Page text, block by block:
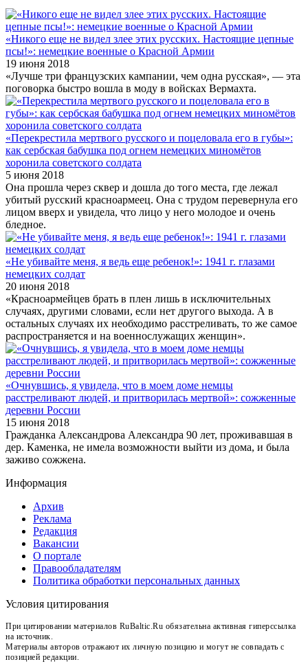
«Никого еще не видел злее этих русских. Настоящие цепные
псы!»: немецкие военные о Красной Армии
19 июня 2018
«Лучше три французских кампании, чем одна русская», — эта
поговорка быстро вошла в моду в войсках Вермахта.
«Перекрестила мертвого русского и поцеловала его в губы»:
как сербская бабушка под огнем немецких миномётов
хоронила советского солдата
5 июня 2018
Она прошла через сквер и дошла до того места, где лежал
убитый русский красноармеец. Она с трудом перевернула его
лицом вверх и увидела, что лицо у него молодое и очень
бледное.
«Не убивайте меня, я ведь еще ребенок!»: 1941 г. глазами
немецких солдат
20 июня 2018
«Красноармейцев брать в плен лишь в исключительных
случаях, другими словами, если нет другого выхода. А в
остальных случаях их необходимо расстреливать, то же самое
распространяется и на военнослужащих женщин».
«Очнувшись, я увидела, что в моем доме немцы
расстреливают людей, и притворилась мертвой»: сожженные
деревни России
15 июня 2018
Гражданка Александрова Александра 90 лет, проживавшая в
дер. Каменка, не имела возможности выйти из дома, и была
заживо сожжена.
Информация
Архив
Реклама
Редакция
Вакансии
О портале
Правообладателям
Политика обработки персональных данных
Условия цитирования
При цитировании материалов RuBaltic.Ru обязательна активная гиперссылка
на источник.
Материалы авторов отражают их личную позицию и могут не совпадать с
позицией редакции.